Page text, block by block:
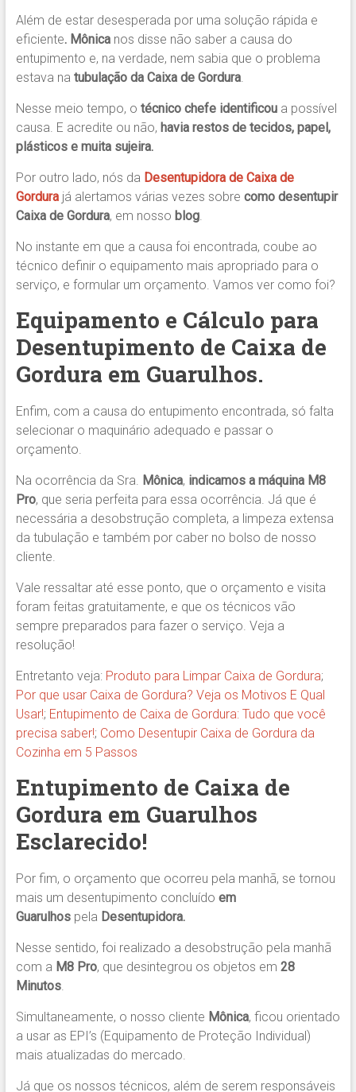
Além de estar desesperada por uma solução rápida e
eficiente. Mônicanos disse não saber a causa do
entupimento e, na verdade, nem sabia que o problema
estava na tubulação da Caixa de Gordura.
Nesse meio tempo, o técnico chefe identificoua possível
causa. E acredite ou não, havia restos de tecidos, papel,
plásticos e muita sujeira.
Por outro lado, nós da Desentupidora de Caixa de
Gordurajá alertamos várias vezes sobre como desentupir
Caixa de Gordura, em nosso blog.
No instante em que a causa foi encontrada, coube ao
técnico definir o equipamento mais apropriado para o
serviço, e formular um orçamento. Vamos ver como foi?
Equipamento e Cálculo para
Desentupimento de Caixa de
Gordura em Guarulhos.
Enfim, com a causa do entupimento encontrada, só falta
selecionar o maquinário adequado e passar o
orçamento.
Na ocorrência da Sra. Mônica, indicamos a máquina M8
Pro, que seria perfeita para essa ocorrência. Já que é
necessária a desobstrução completa, a limpeza extensa
da tubulação e também por caber no bolso de nosso
cliente.
Vale ressaltar até esse ponto, que o orçamento e visita
foram feitas gratuitamente, e que os técnicos vão
sempre preparados para fazer o serviço. Veja a
resolução!
Entretanto veja: Produto para Limpar Caixa de Gordura;
Por que usar Caixa de Gordura? Veja os Motivos E Qual
Usar!; Entupimento de Caixa de Gordura: Tudo que você
precisa saber!; Como Desentupir Caixa de Gordura da
Cozinha em 5 Passos
Entupimento de Caixa de
Gordura em Guarulhos
Esclarecido!
Por fim, o orçamento que ocorreu pela manhã, se tornou
mais um desentupimento concluído em
Guarulhospela Desentupidora.
Nesse sentido, foi realizado a desobstrução pela manhã
com a M8 Pro, que desintegrou os objetos em 28
Minutos.
Simultaneamente, o nosso cliente Mônica, ficou orientado
a usar as EPI’s (Equipamento de Proteção Individual)
mais atualizadas do mercado.
Já que os nossos técnicos, além de serem responsáveis